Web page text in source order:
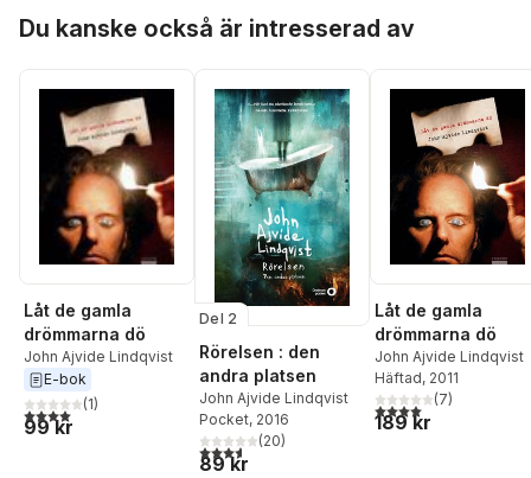
Du kanske också är intresserad av
Låt de gamla
drömmarna dö
John Ajvide Lindqvist
E-bok
4,0utav 5 stjärnor. Totalt antal röster:
(1)
99 kr
Del 2
Rörelsen : den
andra platsen
John Ajvide Lindqvist
Pocket, 2016
3,6utav 5 stjärnor. Totalt antal röster:
(20)
89 kr
Låt de gamla
drömmarna dö
John Ajvide Lindqvist
Häftad, 2011
4,0utav 5 stjärnor.
(7)
189 kr